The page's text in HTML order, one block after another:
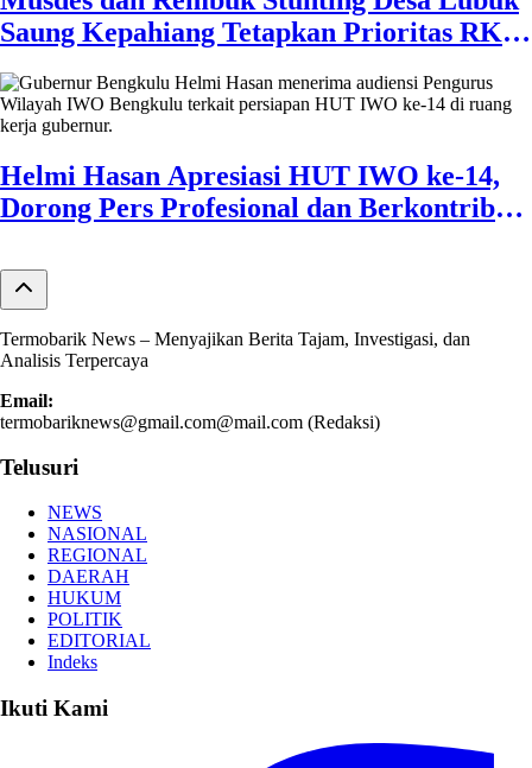
Saung Kepahiang Tetapkan Prioritas RKP
Penurunan Stunting
Helmi Hasan Apresiasi HUT IWO ke-14,
Dorong Pers Profesional dan Berkontribusi
Termobarik News – Menyajikan Berita Tajam, Investigasi, dan
Analisis Terpercaya
Email:
termobariknews@gmail.com@mail.com (Redaksi)
Telusuri
NEWS
NASIONAL
REGIONAL
DAERAH
HUKUM
POLITIK
EDITORIAL
Indeks
Ikuti Kami